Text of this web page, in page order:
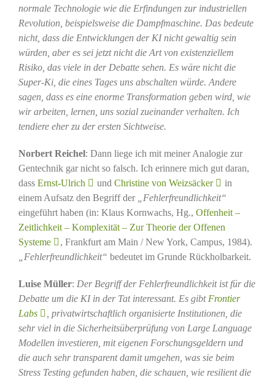
normale Technologie wie die Erfindungen zur industriellen
Revolution, beispielsweise die Dampfmaschine. Das bedeute
nicht, dass die Entwicklungen der KI nicht gewaltig sein
würden, aber es sei jetzt nicht die Art von existenziellem
Risiko, das viele in der Debatte sehen. Es wäre nicht die
Super-Ki, die eines Tages uns abschalten würde. Andere
sagen, dass es eine enorme Transformation geben wird, wie
wir arbeiten, lernen, uns sozial zueinander verhalten. Ich
tendiere eher zu der ersten Sichtweise.
Norbert Reichel: Dann liege ich mit meiner Analogie zur
Gentechnik gar nicht so falsch. Ich erinnere mich gut daran,
dass Ernst-Ulrich und Christine von Weizsäcker
in
einem Aufsatz den Begriff der
„Fehlerfreundlichkeit“
eingeführt haben (in: Klaus Kornwachs, Hg., Offenheit –
Zeitlichkeit – Komplexität – Zur Theorie der Offenen
Systeme
, Frankfurt am Main / New York, Campus, 1984).
„Fehlerfreundlichkeit“ bedeutet im Grunde Rückholbarkeit.
Luise Müller: Der Begriff der Fehlerfreundlichkeit ist für die
Debatte um die KI in der Tat interessant. Es gibt Frontier
Labs
, privatwirtschaftlich organisierte Institutionen, die
sehr viel in die Sicherheitsüberprüfung von Large Language
Modellen investieren, mit eigenen Forschungsgeldern und
die auch sehr transparent damit umgehen, was sie beim
Stress Testing gefunden haben, die schauen, wie resilient die